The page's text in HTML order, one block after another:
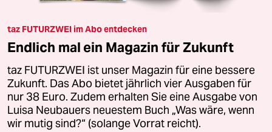
taz FUTURZWEI im Abo entdecken
Endlich mal ein Magazin für Zukunft
taz FUTURZWEI ist unser Magazin für eine bessere
Zukunft. Das Abo bietet jährlich vier Ausgaben für
nur 38 Euro. Zudem erhalten Sie eine Ausgabe von
Luisa Neubauers neuestem Buch „Was wäre, wenn
wir mutig sind?“ (solange Vorrat reicht).